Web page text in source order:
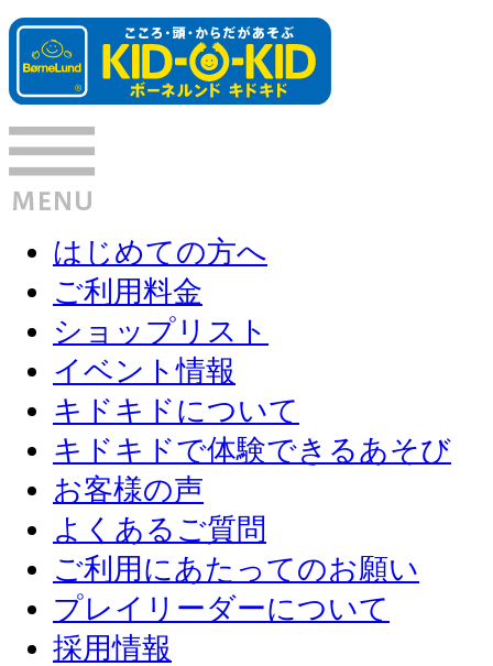
はじめての方へ
ご利用料金
ショップリスト
イベント情報
キドキドについて
キドキドで体験できるあそび
お客様の声
よくあるご質問
ご利用にあたってのお願い
プレイリーダーについて
採用情報